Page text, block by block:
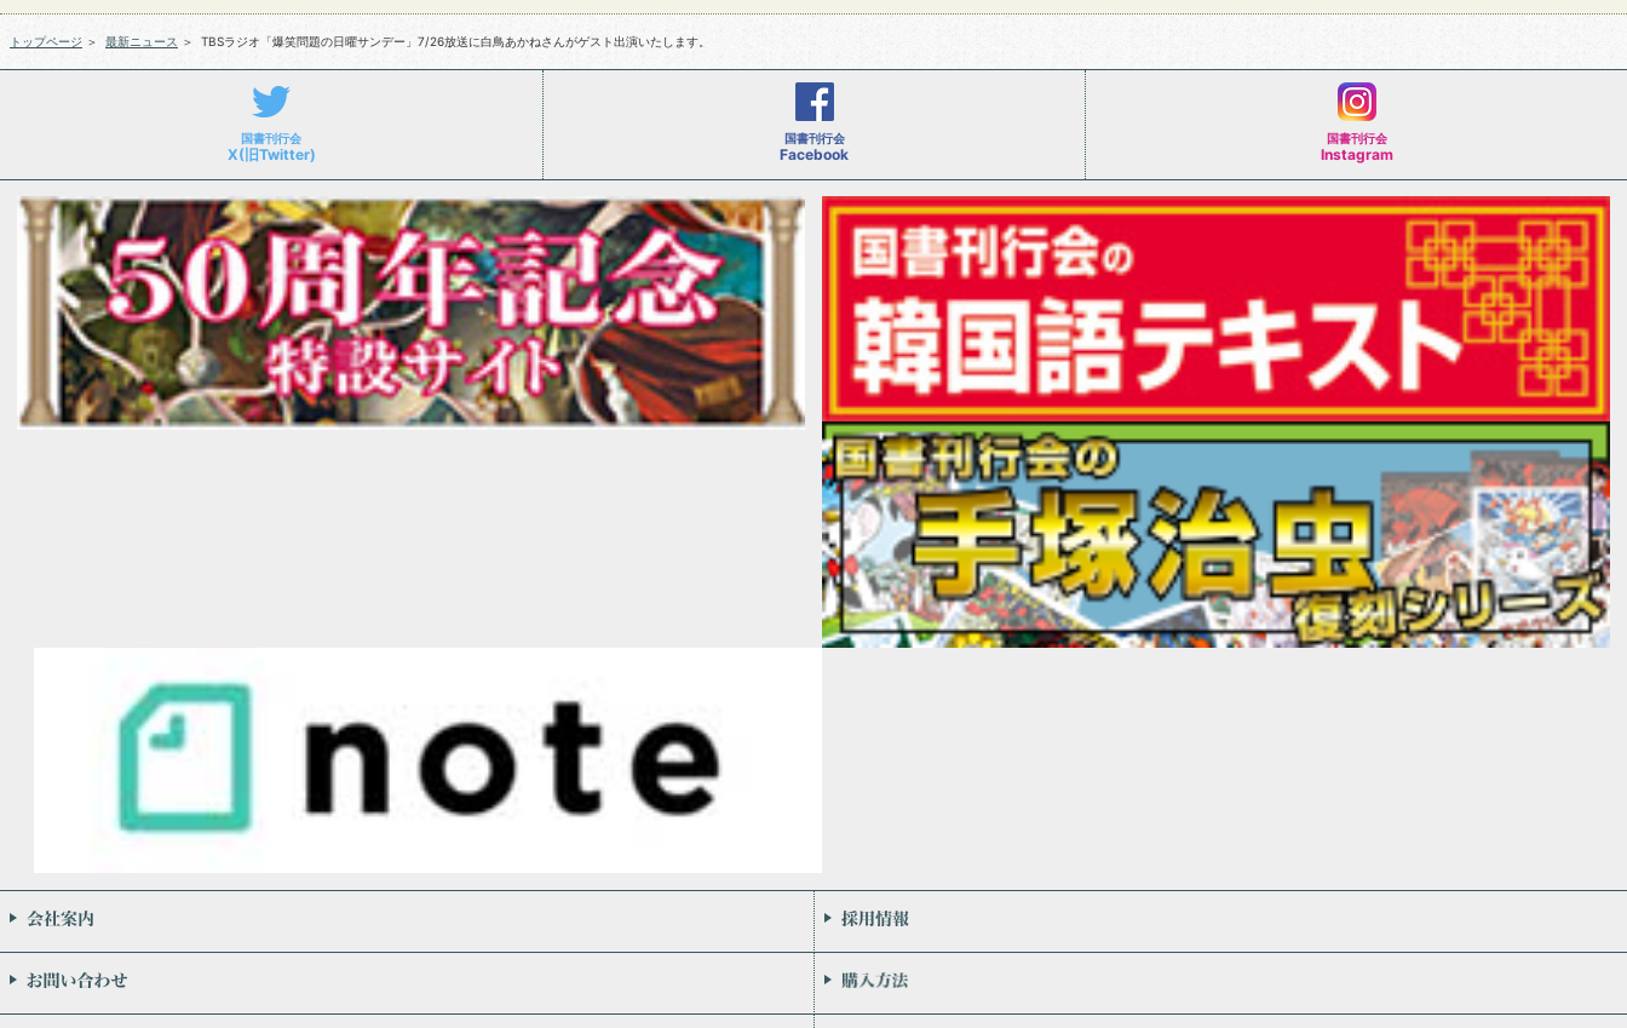
トップページ ＞ 最新ニュース ＞ TBSラジオ「爆笑問題の日曜サンデー」7/26放送に白鳥あかねさんがゲスト出演いたします。
国書刊行会
X(旧Twitter)
国書刊行会
Facebook
国書刊行会
Instagram
会社案内
お問い合わせ